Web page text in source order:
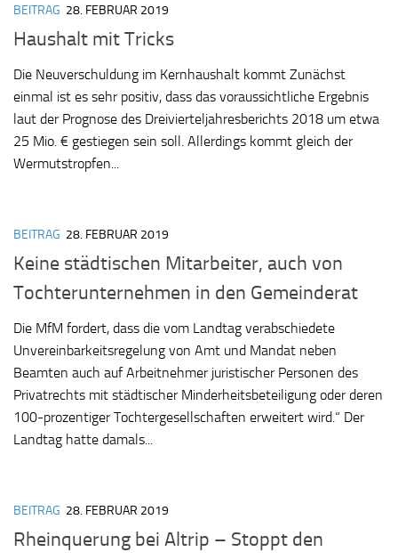
BEITRAG 28. FEBRUAR 2019
Haushalt mit Tricks
Die Neuverschuldung im Kernhaushalt kommt Zunächst
einmal ist es sehr positiv, dass das voraussichtliche Ergebnis
laut der Prognose des Dreivierteljahresberichts 2018 um etwa
25 Mio. € gestiegen sein soll. Allerdings kommt gleich der
Wermutstropfen...
BEITRAG 28. FEBRUAR 2019
Keine städtischen Mitarbeiter, auch von
Tochterunternehmen in den Gemeinderat
Die MfM fordert, dass die vom Landtag verabschiedete
Unvereinbarkeitsregelung von Amt und Mandat neben
Beamten auch auf Arbeitnehmer juristischer Personen des
Privatrechts mit städtischer Minderheitsbeteiligung oder deren
100-prozentiger Tochtergesellschaften erweitert wird.“ Der
Landtag hatte damals...
BEITRAG 28. FEBRUAR 2019
Rheinquerung bei Altrip – Stoppt den